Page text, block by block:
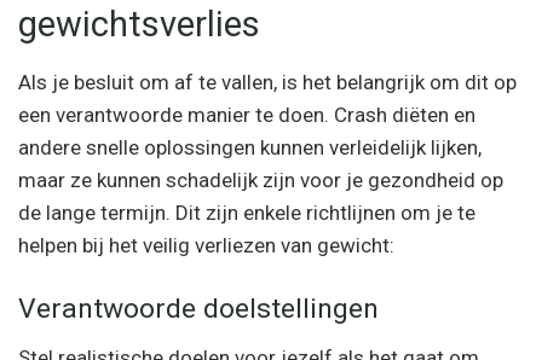
gewichtsverlies
Als je besluit om af te vallen, is het belangrijk om dit op
een verantwoorde manier te doen. Crash diëten en
andere snelle oplossingen kunnen verleidelijk lijken,
maar ze kunnen schadelijk zijn voor je gezondheid op
de lange termijn. Dit zijn enkele richtlijnen om je te
helpen bij het veilig verliezen van gewicht:
Verantwoorde doelstellingen